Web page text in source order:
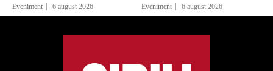
Eveniment 6 august 2026 Eveniment 6 august 2026